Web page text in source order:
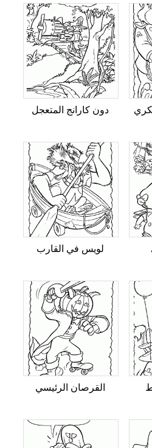
دون كارانج المتعجل
لويس في القارب
القرصان الرئيسي